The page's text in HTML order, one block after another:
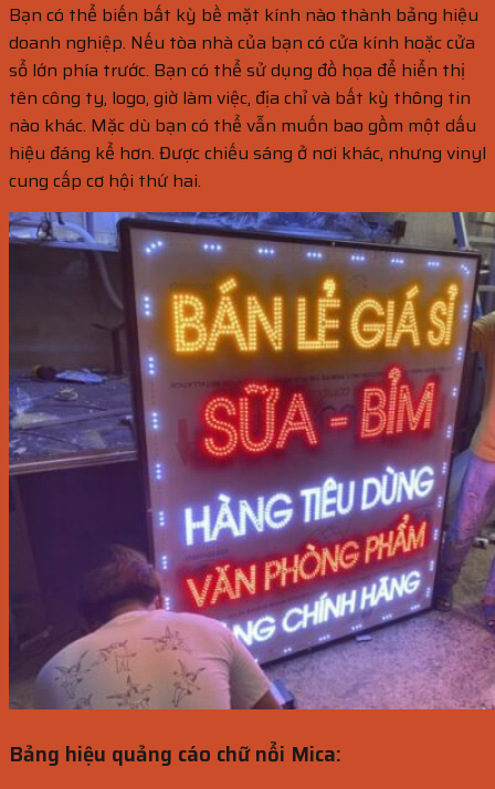
Bạn có thể biến bất kỳ bề mặt kính nào thành bảng hiệu
doanh nghiệp. Nếu tòa nhà của bạn có cửa kính hoặc cửa
sổ lớn phía trước. Bạn có thể sử dụng đồ họa để hiển thị
tên công ty, logo, giờ làm việc, địa chỉ và bất kỳ thông tin
nào khác. Mặc dù bạn có thể vẫn muốn bao gồm một dấu
hiệu đáng kể hơn. Được chiếu sáng ở nơi khác, nhưng vinyl
cung cấp cơ hội thứ hai.
Bảng hiệu quảng cáo chữ nổi Mica: